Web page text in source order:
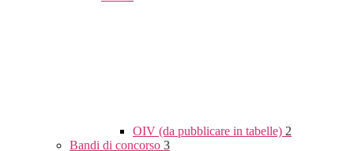
OIV (da pubblicare in tabelle) 2
Bandi di concorso 3